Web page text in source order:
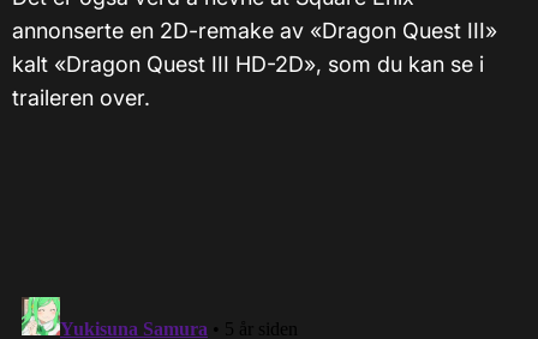
annonserte en 2D-remake av «Dragon Quest III»
kalt «Dragon Quest III HD-2D», som du kan se i
traileren over.